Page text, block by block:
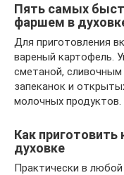
Пять самых
фаршем в
Для приготовления
вареный картофель.
сметаной,
запеканок и
молочных продуктов.
Как
духовке
Практически в